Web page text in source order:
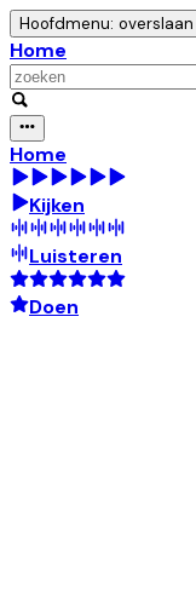
Hoofdmenu: overslaan
Home
Home
Kijken
Luisteren
Doen